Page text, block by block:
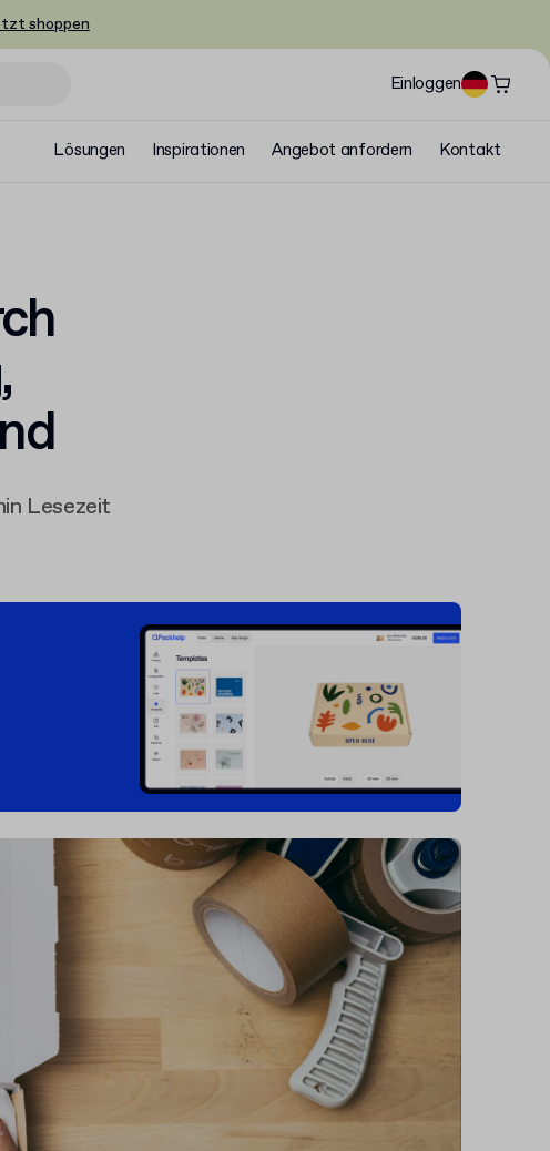
shoppen
Einloggen
Lösungen Inspirationen Angebot anfordern Kontakt
Lesezeit